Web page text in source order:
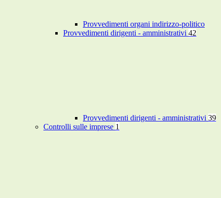
Provvedimenti organi indirizzo-politico
Provvedimenti dirigenti - amministrativi 42
Provvedimenti dirigenti - amministrativi 39
Controlli sulle imprese 1